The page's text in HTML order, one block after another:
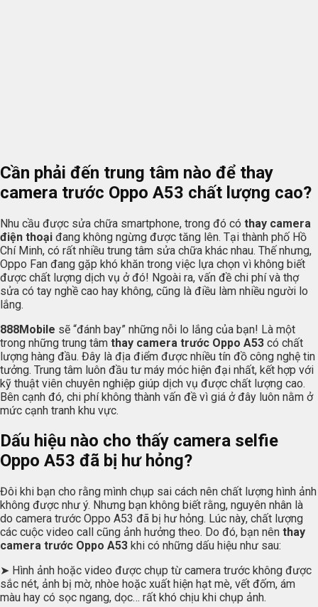
Cần phải đến trung tâm nào để thay
camera trước Oppo A53 chất lượng cao?
Nhu cầu được sửa chữa smartphone, trong đó có thay camera
điện thoại đang không ngừng được tăng lên. Tại thành phố Hồ
Chí Minh, có rất nhiều trung tâm sửa chữa khác nhau. Thế nhưng,
Oppo Fan đang gặp khó khăn trong việc lựa chọn vì không biết
được chất lượng dịch vụ ở đó! Ngoài ra, vấn đề chi phí và thợ
sửa có tay nghề cao hay không, cũng là điều làm nhiều người lo
lắng.
888Mobile sẽ “đánh bay” những nỗi lo lắng của bạn! Là một
trong những trung tâm thay camera trước Oppo A53 có chất
lượng hàng đầu. Đây là địa điểm được nhiều tín đồ công nghệ tin
tưởng. Trung tâm luôn đầu tư máy móc hiện đại nhất, kết hợp với
kỹ thuật viên chuyên nghiệp giúp dịch vụ được chất lượng cao.
Bên cạnh đó, chi phí không thành vấn đề vì giá ở đây luôn nằm ở
mức cạnh tranh khu vực.
Dấu hiệu nào cho thấy camera selfie
Oppo A53 đã bị hư hỏng?
Đôi khi bạn cho rằng mình chụp sai cách nên chất lượng hình ảnh
không được như ý. Nhưng bạn không biết rằng, nguyên nhân là
do camera trước Oppo A53 đã bị hư hỏng. Lúc này, chất lượng
các cuộc video call cũng ảnh hưởng theo. Do đó, bạn nên thay
camera trước Oppo A53 khi có những dấu hiệu như sau:
➤ Hình ảnh hoặc video được chụp từ camera trước không được
sắc nét, ảnh bị mờ, nhòe hoặc xuất hiện hạt mè, vết đốm, ám
màu hay có sọc ngang, dọc… rất khó chịu khi chụp ảnh.